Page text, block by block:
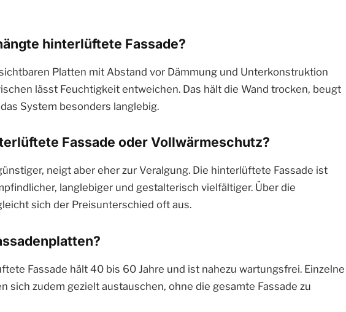
hinterlüftete Fassade?
Platten mit Abstand vor Dämmung und Unterkonstruktion
lässt Feuchtigkeit entweichen. Das hält die Wand trocken, beugt
System besonders langlebig.
Fassade oder Vollwärmeschutz?
neigt aber eher zur Veralgung. Die hinterlüftete Fassade ist
langlebiger und gestalterisch vielfältiger. Über die
sich der Preisunterschied oft aus.
Fassade hält 40 bis 60 Jahre und ist nahezu wartungsfrei. Einzelne
sich zudem gezielt austauschen, ohne die gesamte Fassade zu